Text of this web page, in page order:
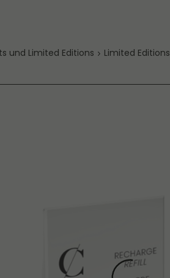
und Limited Editions Limited Editions